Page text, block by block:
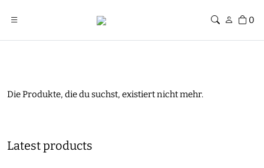
0
Die Produkte, die du suchst, existiert nicht mehr.
Latest products